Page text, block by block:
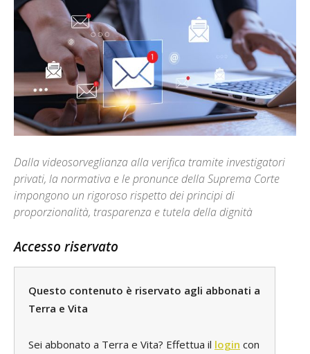
Dalla videosorveglianza alla verifica tramite investigatori
privati, la normativa e le pronunce della Suprema Corte
impongono un rigoroso rispetto dei principi di
proporzionalità, trasparenza e tutela della dignità
Accesso riservato
Questo contenuto è riservato agli abbonati a
Terra e Vita
Sei abbonato a Terra e Vita? Effettua il login con